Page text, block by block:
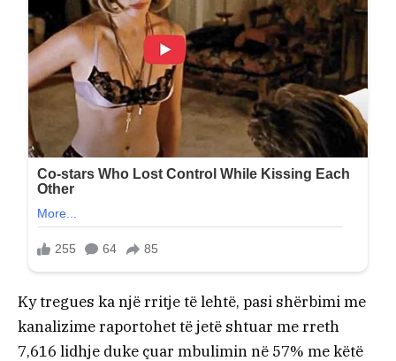
Ky tregues ka një rritje të lehtë, pasi shërbimi me
kanalizime raportohet të jetë shtuar me rreth
7,616 lidhje duke çuar mbulimin në 57% me këtë